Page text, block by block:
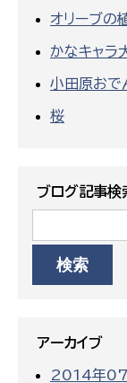
オリーブの
かなキャ
小田原おで
桜
ブログ記事検
アーカイブ
2014年07